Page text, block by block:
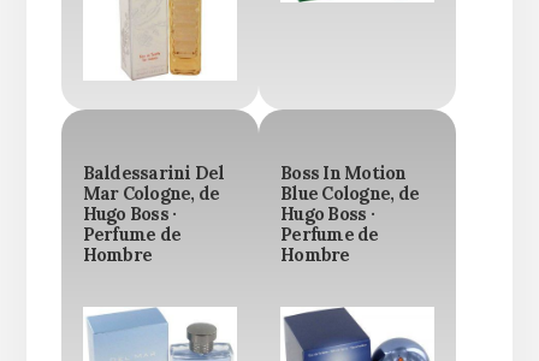
Baldessarini Del
Mar Cologne, de
Hugo Boss ·
Perfume de
Hombre
Boss In Motion
Blue Cologne, de
Hugo Boss ·
Perfume de
Hombre